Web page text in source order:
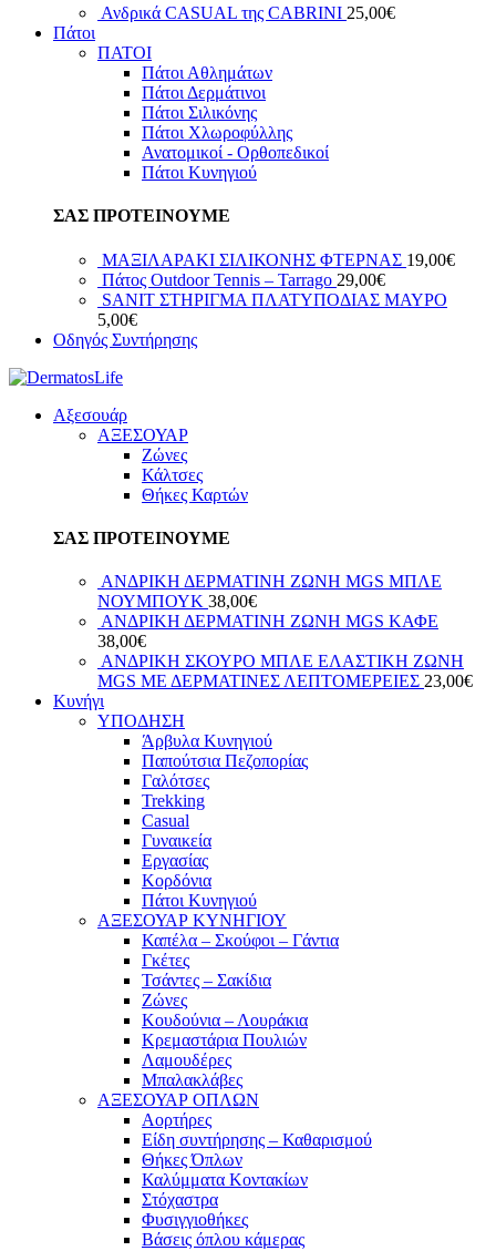
Ανδρικά CASUAL της CABRINI 25,00€
Πάτοι
ΠΑΤΟΙ
Πάτοι Αθλημάτων
Πάτοι Δερμάτινοι
Πάτοι Σιλικόνης
Πάτοι Χλωροφύλλης
Ανατομικοί - Ορθοπεδικοί
Πάτοι Κυνηγιού
ΣΑΣ ΠΡΟΤΕΙΝΟΥΜΕ
ΜΑΞΙΛΑΡΑΚΙ ΣΙΛΙΚΟΝΗΣ ΦΤEΡΝΑΣ 19,00€
Πάτος Outdoor Tennis – Tarrago 29,00€
SANIT ΣΤΗΡΙΓΜΑ ΠΛΑΤΥΠΟΔΙΑΣ ΜΑΥΡΟ
5,00€
Οδηγός Συντήρησης
Αξεσουάρ
ΑΞΕΣΟΥΑΡ
Ζώνες
Κάλτσες
Θήκες Καρτών
ΣΑΣ ΠΡΟΤΕΙΝΟΥΜΕ
ΑΝΔΡΙΚΗ ΔΕΡΜΑΤΙΝΗ ΖΩΝΗ MGS ΜΠΛΕ
ΝΟΥΜΠΟΥΚ 38,00€
ΑΝΔΡΙΚΗ ΔΕΡΜΑΤΙΝΗ ΖΩΝΗ MGS ΚΑΦΕ
38,00€
ΑΝΔΡΙΚΗ ΣΚΟΥΡΟ ΜΠΛΕ ΕΛΑΣΤΙΚΗ ΖΩΝΗ
MGS ΜΕ ΔΕΡΜΑΤΙΝΕΣ ΛΕΠΤΟΜΕΡΕΙΕΣ 23,00€
Κυνήγι
ΥΠΟΔΗΣΗ
Άρβυλα Κυνηγιού
Παπούτσια Πεζοπορίας
Γαλότσες
Trekking
Casual
Γυναικεία
Εργασίας
Κορδόνια
Πάτοι Κυνηγιού
ΑΞΕΣΟΥΑΡ ΚΥΝΗΓΙΟΥ
Καπέλα – Σκούφοι – Γάντια
Γκέτες
Τσάντες – Σακίδια
Ζώνες
Κουδούνια – Λουράκια
Κρεμαστάρια Πουλιών
Λαμουδέρες
Μπαλακλάβες
ΑΞΕΣΟΥΑΡ ΟΠΛΩΝ
Αορτήρες
Είδη συντήρησης – Καθαρισμού
Θήκες Όπλων
Καλύμματα Κοντακίων
Στόχαστρα
Φυσιγγιοθήκες
Βάσεις όπλου κάμερας